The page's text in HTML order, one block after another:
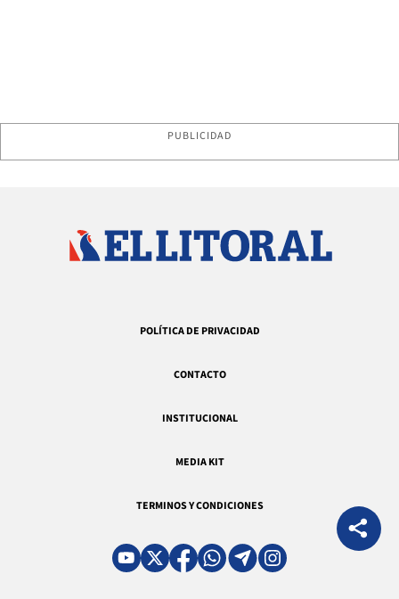
PUBLICIDAD
POLÍTICA DE PRIVACIDAD
CONTACTO
INSTITUCIONAL
MEDIA KIT
TERMINOS Y CONDICIONES